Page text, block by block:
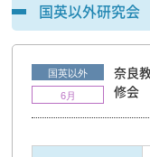
国英以外研究会
国英以外
6月
奈良
修会